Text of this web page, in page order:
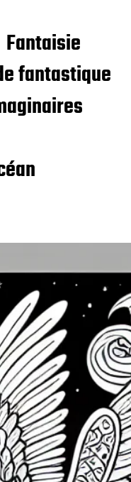
Fantaisie
fantastique